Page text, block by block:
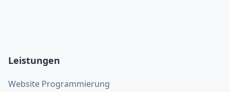
Leistungen
Website Programmierung